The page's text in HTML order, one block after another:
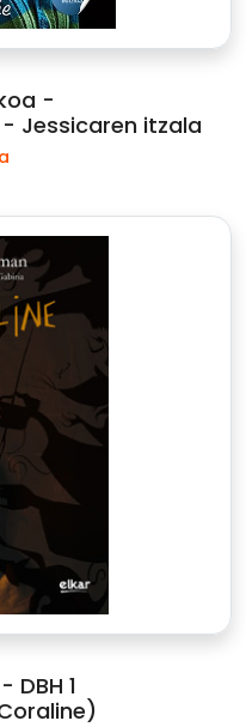
-
Jessicaren itzala
DBH 1